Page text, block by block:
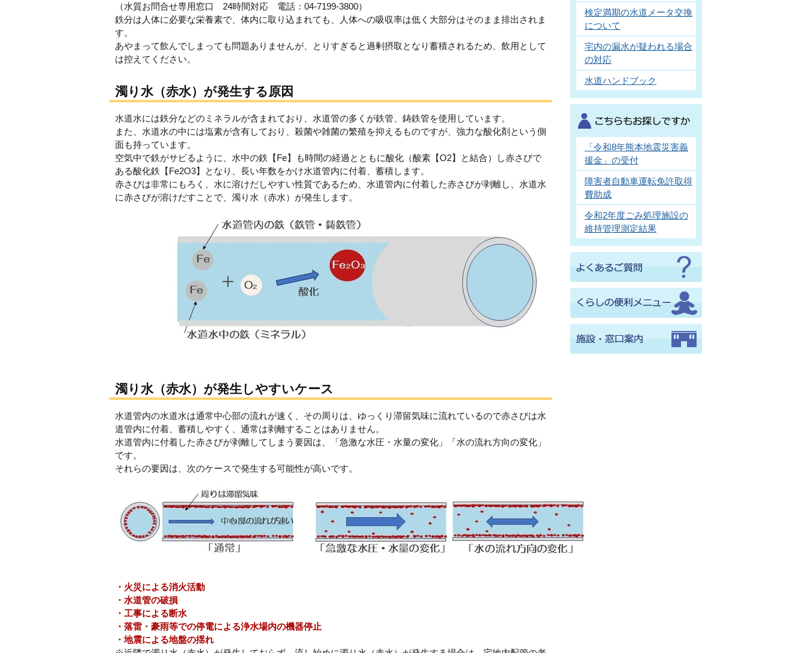
（水質お問合せ専用窓口 24時間対応 電話：04-7199-3800）
鉄分は人体に必要な栄養素で、体内に取り込まれても、人体への吸収率は低く大部分はそのまま排出されま
す。
あやまって飲んでしまっても問題ありませんが、とりすぎると過剰摂取となり蓄積されるため、飲用として
は控えてください。
濁り水（赤水）が発生する原因
水道水には鉄分などのミネラルが含まれており、水道管の多くが鉄管、鋳鉄管を使用しています。
また、水道水の中には塩素が含有しており、殺菌や雑菌の繁殖を抑えるものですが、強力な酸化剤という側
面も持っています。
空気中で鉄がサビるように、水中の鉄【Fe】も時間の経過とともに酸化（酸素【O2】と結合）し赤さびで
ある酸化鉄【Fe2O3】となり、長い年数をかけ水道管内に付着、蓄積します。
赤さびは非常にもろく、水に溶けだしやすい性質であるため、水道管内に付着した赤さびが剥離し、水道水
に赤さびが溶けだすことで、濁り水（赤水）が発生します。
濁り水（赤水）が発生しやすいケース
水道管内の水道水は通常中心部の流れが速く、その周りは、ゆっくり滞留気味に流れているので赤さびは水
道管内に付着、蓄積しやすく、通常は剥離することはありません。
水道管内に付着した赤さびが剥離してしまう要因は、「急激な水圧・水量の変化」「水の流れ方向の変化」
です。
それらの要因は、次のケースで発生する可能性が高いです。
・火災による消火活動
・水道管の破損
・工事による断水
・落雷・豪雨等での停電による浄水場内の機器停止
・地震による地盤の揺れ
検定満期の水道メータ交換
について
宅内の漏水が疑われる場合
の対応
水道ハンドブック
「令和8年熊本地震災害義
援金」の受付
障害者自動車運転免許取得
費助成
令和2年度ごみ処理施設の
維持管理測定結果